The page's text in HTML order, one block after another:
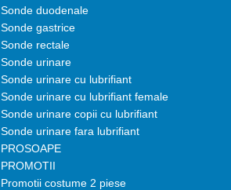
Sonde duodenale
Sonde gastrice
Sonde rectale
Sonde urinare
Sonde urinare cu lubrifiant
Sonde urinare cu lubrifiant female
Sonde urinare copii cu lubrifiant
Sonde urinare fara lubrifiant
PROSOAPE
PROMOTII
Promotii costume 2 piese